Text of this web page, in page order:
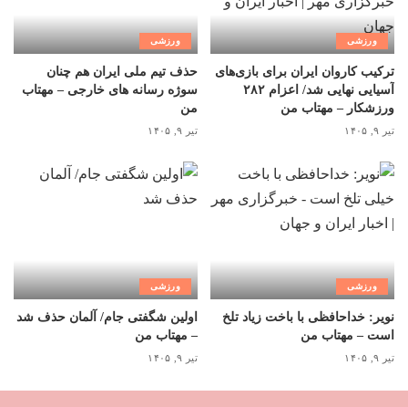
ورزشی
ترکیب کاروان ایران برای بازی‌های
آسیایی نهایی شد/ اعزام ۲۸۲
ورزشکار – مهتاب من
تیر ۹, ۱۴۰۵
ورزشی
حذف تیم ملی ایران هم چنان
سوژه رسانه های خارجی – مهتاب
من
تیر ۹, ۱۴۰۵
ورزشی
نویر: خداحافظی با باخت زیاد تلخ
است – مهتاب من
تیر ۹, ۱۴۰۵
ورزشی
اولین شگفتی جام/ آلمان حذف شد
– مهتاب من
تیر ۹, ۱۴۰۵